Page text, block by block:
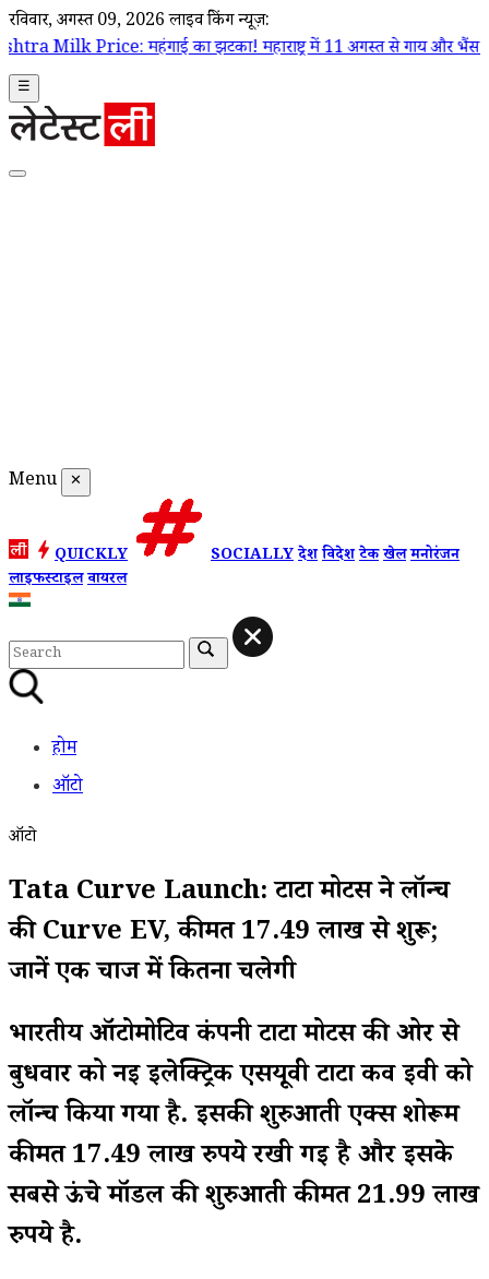
रविवार, अगस्त 09, 2026 लाइव ब्रेकिंग न्यूज़:
का झटका! महाराष्ट्र में 11 अगस्त से गाय और भैंस का दूध ₹2 प्रति
☰
Menu ✕
QUICKLY SOCIALLYदेशविदेशटेकखेलमनोरंजन
लाइफस्टाइलवायरल
होम
ऑटो
ऑटो
Tata Curve Launch: टाटा मोटर्स ने लॉन्च
की Curve EV, कीमत 17.49 लाख से शुरू;
जानें एक चार्ज में कितना चलेगी
भारतीय ऑटोमोटिव कंपनी टाटा मोटर्स की ओर से
बुधवार को नई इलेक्ट्रिक एसयूवी टाटा कर्व ईवी को
लॉन्च किया गया है. इसकी शुरुआती एक्स शोरूम
कीमत 17.49 लाख रुपये रखी गई है और इसके
सबसे ऊंचे मॉडल की शुरुआती कीमत 21.99 लाख
रुपये है.